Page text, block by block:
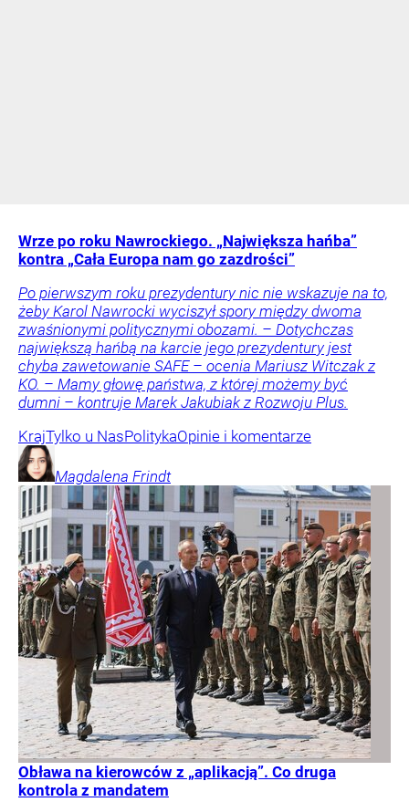
Wrze po roku Nawrockiego. „Największa hańba”
kontra „Cała Europa nam go zazdrości”
Po pierwszym roku prezydentury nic nie wskazuje na to,
żeby Karol Nawrocki wyciszył spory między dwoma
zwaśnionymi politycznymi obozami. – Dotychczas
największą hańbą na karcie jego prezydentury jest
chyba zawetowanie SAFE – ocenia Mariusz Witczak z
KO. – Mamy głowę państwa, z której możemy być
dumni – kontruje Marek Jakubiak z Rozwoju Plus.
KrajTylko u NasPolitykaOpinie i komentarze
Magdalena Frindt
Obława na kierowców z „aplikacją”. Co druga
kontrola z mandatem